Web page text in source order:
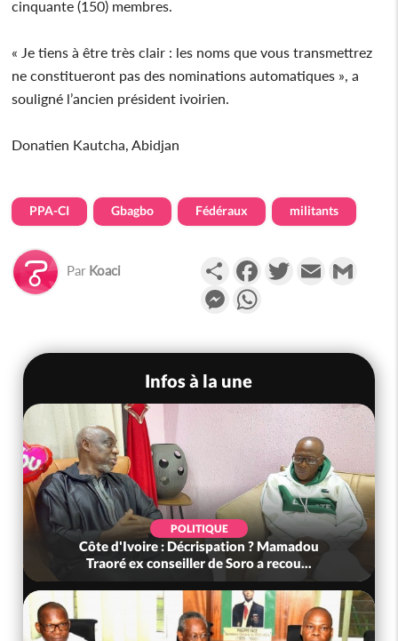
cinquante (150) membres.
« Je tiens à être très clair : les noms que vous transmettrez
ne constitueront pas des nominations automatiques », a
souligné l’ancien président ivoirien.
Donatien Kautcha, Abidjan
PPA-CI Gbagbo Fédéraux militants
Par Koaci PartagerFacebookTwitterEmail
Messenger
Infos à la une
POLITIQUE
Côte d'Ivoire : Décrispation ? Mamadou
Traoré ex conseiller de Soro a recou...